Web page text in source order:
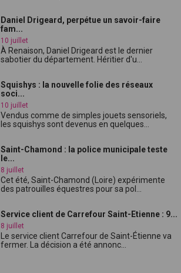
Daniel Drigeard, perpétue un savoir-faire
fam...
10 juillet
À Renaison, Daniel Drigeard est le dernier
sabotier du département. Héritier d'u...
Squishys : la nouvelle folie des réseaux
soci...
10 juillet
Vendus comme de simples jouets sensoriels,
les squishys sont devenus en quelques...
Saint-Chamond : la police municipale teste
le...
8 juillet
Cet été, Saint-Chamond (Loire) expérimente
des patrouilles équestres pour sa pol...
Service client de Carrefour Saint-Etienne : 9...
8 juillet
Le service client Carrefour de Saint-Étienne va
fermer. La décision a été annonc...